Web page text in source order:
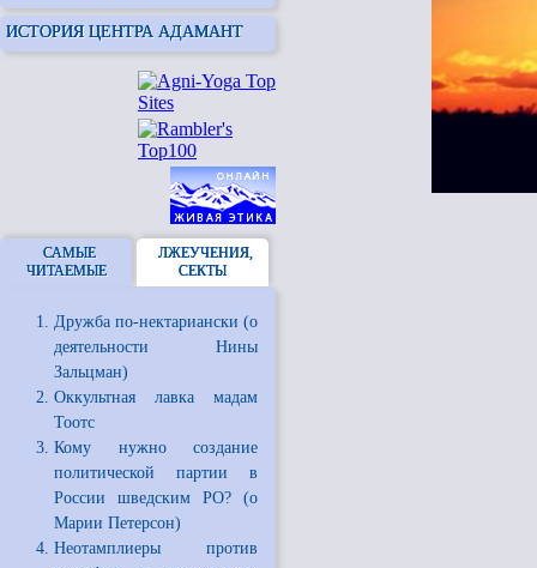
ИСТОРИЯ ЦЕНТРА АДАМАНТ
САМЫЕ
ЧИТАЕМЫЕ
ЛЖЕУЧЕНИЯ,
СЕКТЫ
Дружба по-нектариански (о
деятельности Нины
Зальцман)
Оккультная лавка мадам
Тоотс
Кому нужно создание
политической партии в
России шведским РО? (о
Марии Петерсон)
Неотамплиеры против